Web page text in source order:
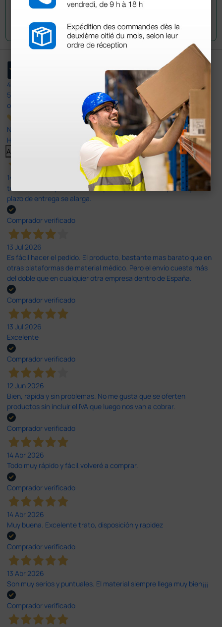
Envía tu pregunta
4,4
597
opiniones
Nuestras reseñas de 4 y 5 estrellas.
Haga clic aquí para leerlos todos >
Anterior
14 Jul 2026
todo correcto. podria señalar que un poco caro los portes y el
plazo de entrega se alarga.
Comprador verificado
13 Jul 2026
Es fácil hacer el pedido. El producto, bastante mas barato que en
otras plataformas de material médico. Pero el envío cuesta más
del doble que en cualquier otra empresa dentro de España.
Comprador verificado
13 Jul 2026
Excelente
Comprador verificado
12 Jun 2026
Bien, rápida y sin problemas. No me gusta que se oferten
productos sin incluir el IVA que luego nos van a cobrar.
Comprador verificado
14 Abr 2026
Todo muy rápido y fácil,volveré a comprar.
Comprador verificado
14 Abr 2026
Muy buena. Excelente trato, disposición y rapidez
Comprador verificado
13 Abr 2026
Son muy serios y puntuales. El material siempre llega muy bien¡¡¡
Comprador verificado